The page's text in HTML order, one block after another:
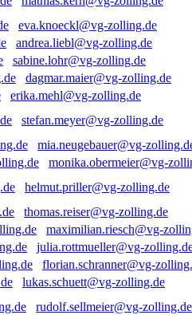
eva.knoeckl@vg-zolling.de
andrea.liebl@vg-zolling.de
sabine.lohr@vg-zolling.de
dagmar.maier@vg-zolling.de
erika.mehl@vg-zolling.de
stefan.meyer@vg-zolling.de
mia.neugebauer@vg-
monika.obermeier@vg-
helmut.priller@vg-zolling.de
thomas.reiser@vg-zolling.de
maximilian.riesch@vg-
julia.rottmueller@vg-
florian.schranner@vg-
lukas.schuett@vg-zolling.de
rudolf.sellmeier@vg-zolling.de